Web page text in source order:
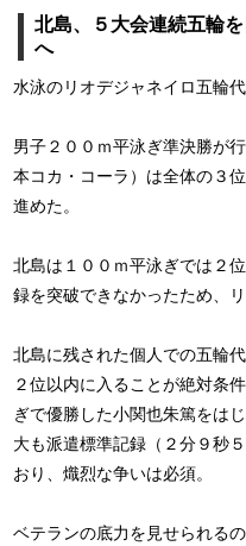
北島、５大会連続五輪
へ
水泳のリオデジャネイロ五輪
男子２００ｍ平泳ぎ準決勝が
本コカ・コーラ）は全体の３
進めた。
北島は１００ｍ平泳ぎでは２
録を突破できなかったため、
北島に残された個人での五輪
２位以内に入ることが絶対条
ぎで優勝した小関也朱篤をは
大も派遣標準記録（２分９秒
おり、熾烈な争いは必須。
ベテランの底力を見せられる